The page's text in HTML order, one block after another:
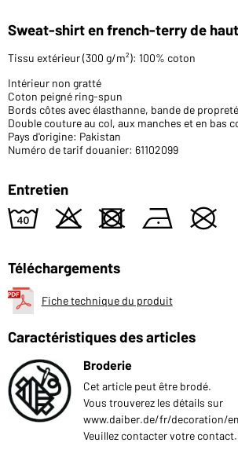
Sweat-shirt en french-terry de
Tissu extérieur (300 g/m²): 100% coton
Intérieur non gratté
Coton peigné ring-spun
Bords côtes avec élasthanne, bande de propreté
Double couture au col, aux manches et en bas
Pays d'origine: Pakistan
Numéro de tarif douanier: 61102099
Entretien
8 o d n U
Téléchargements
Fiche technique du produit
Caractéristiques des articles
Broderie
Cet article peut être brodé.
Vous trouverez les détails sur
www.daiber.de/fr/decoration/
Veuillez contacter votre contact.